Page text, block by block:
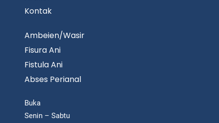
Kontak
Ambeien/Wasir
Fisura Ani
Fistula Ani
Abses Perianal
Buka
Senin – Sabtu